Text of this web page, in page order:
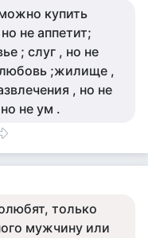
купить
не аппетит;
; слуг , но не
;жилище ,
, но не
не ум .
только
мужчину или